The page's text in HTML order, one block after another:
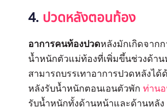
4. ปวดหลังตอนท้อง
อาการคนท้องปวดหลังมักเกิดจาก
น้ำหนักตัวแม่ท้องที่เพิ่มขึ้นช่วงด้า
สามารถบรรเทาอาการปวดหลังไ
หลังรับน้ำหนักตอนเอนตัวพัก ท่าน
รับน้ำหนักทั้งด้านหน้าและด้านหลัง